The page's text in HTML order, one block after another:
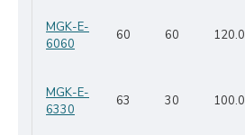
MGK-E-
6060
60 60 120.0
MGK-E-
6330
63 30 100.0